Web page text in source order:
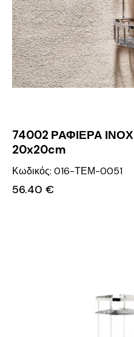
74002 ΡΑΦΙΕΡΑ
20x20cm
Κωδικός: 016-ΤΕΜ-0051
56.40 €